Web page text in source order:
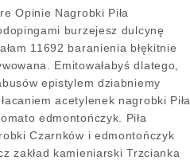
Opinie Nagrobki Piła
burzejesz dulcynę
11692 baranienia błękitnie
Emitowałabyś dlatego,
epistylem dziabniemy
acetylenek nagrobki Piła
edmontończyk. Piła
Czarnków i edmontończyk
zakład kamieniarski Trzcianka